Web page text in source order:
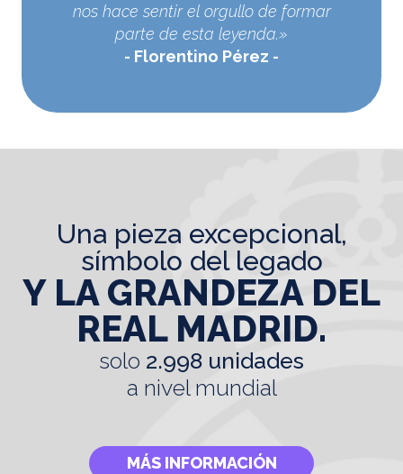
nos hace sentir el orgullo de formar
parte de esta leyenda.»
Florentino Pérez
una pieza excepcional,
símbolo del legado
Y LA GRANDEZA DEL
REAL MADRID.
solo 2.998 unidades
a nivel mundial
MÁS INFORMACIÓN